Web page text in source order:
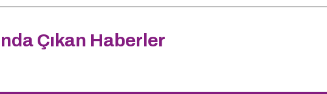
Çıkan Haberler